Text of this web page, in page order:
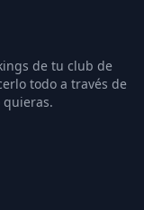
de tu club de
todo a través de